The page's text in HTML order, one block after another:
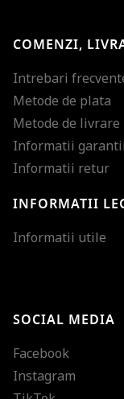
COMENZI,
Intrebari
Metode de plata
Metode de livrare
Informatii garantii
Informatii retur
INFORMATII
Informatii utile
SOCIAL MEDIA
Facebook
Instagram